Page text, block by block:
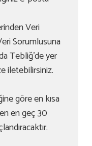
Veri
Sorumlusuna
Tebliğ’de yer
iletebilirsiniz.
göre en kısa
en geç 30